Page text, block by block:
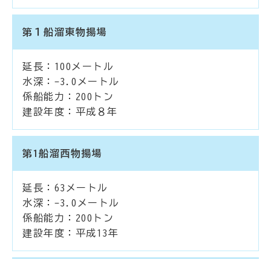
第１船溜東物揚場
延長：100メートル
水深：-3.0メートル
係船能力：200トン
建設年度：平成８年
第1船溜西物揚場
延長：63メートル
水深：-3.0メートル
係船能力：200トン
建設年度：平成13年